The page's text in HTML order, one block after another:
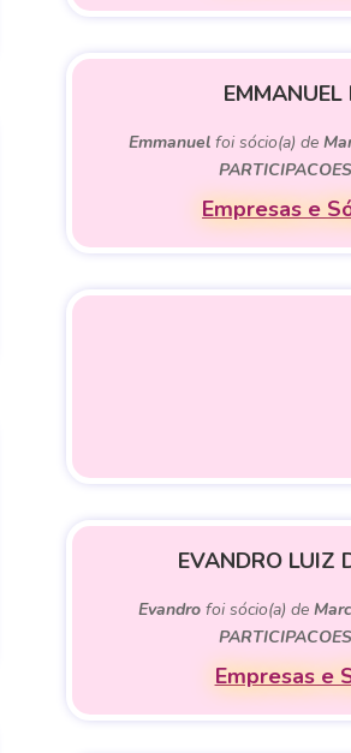
EMMANUEL
Emmanuel foi sócio(a) de
Empresas e
EVANDRO LUIZ
Evandro foi sócio(a) de
Empresas e